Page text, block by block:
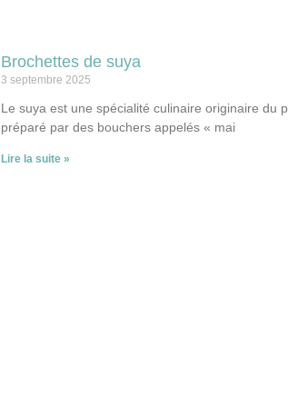
Brochettes de suya
3 septembre 2025
Le suya est une spécialité culinaire originaire du
préparé par des bouchers appelés « mai
Lire la suite »